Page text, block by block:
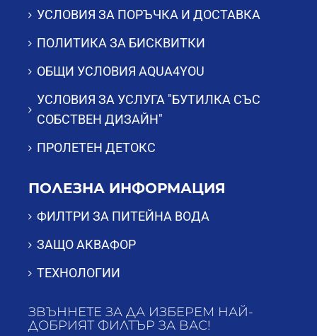
УСЛОВИЯ ЗА ПОРЪЧКА И ДОСТАВКА
ПОЛИТИКА ЗА БИСКВИТКИ
ОБЩИ УСЛОВИЯ AQUA4YOU
УСЛОВИЯ ЗА УСЛУГА "БУТИЛКА СЪС
СОБСТВЕН ДИЗАЙН"
ПРОЛЕТЕН ДЕТОКС
ПОЛЕЗНА ИНФОРМАЦИЯ
ФИЛТРИ ЗА ПИТЕЙНА ВОДА
ЗАЩО АКВАФОР
ТЕХНОЛОГИИ
ЗВЪННЕТЕ ЗА ДА ИЗБЕРЕМ НАЙ-
ДОБРИЯТ ФИЛТЪР ЗА ВАС!